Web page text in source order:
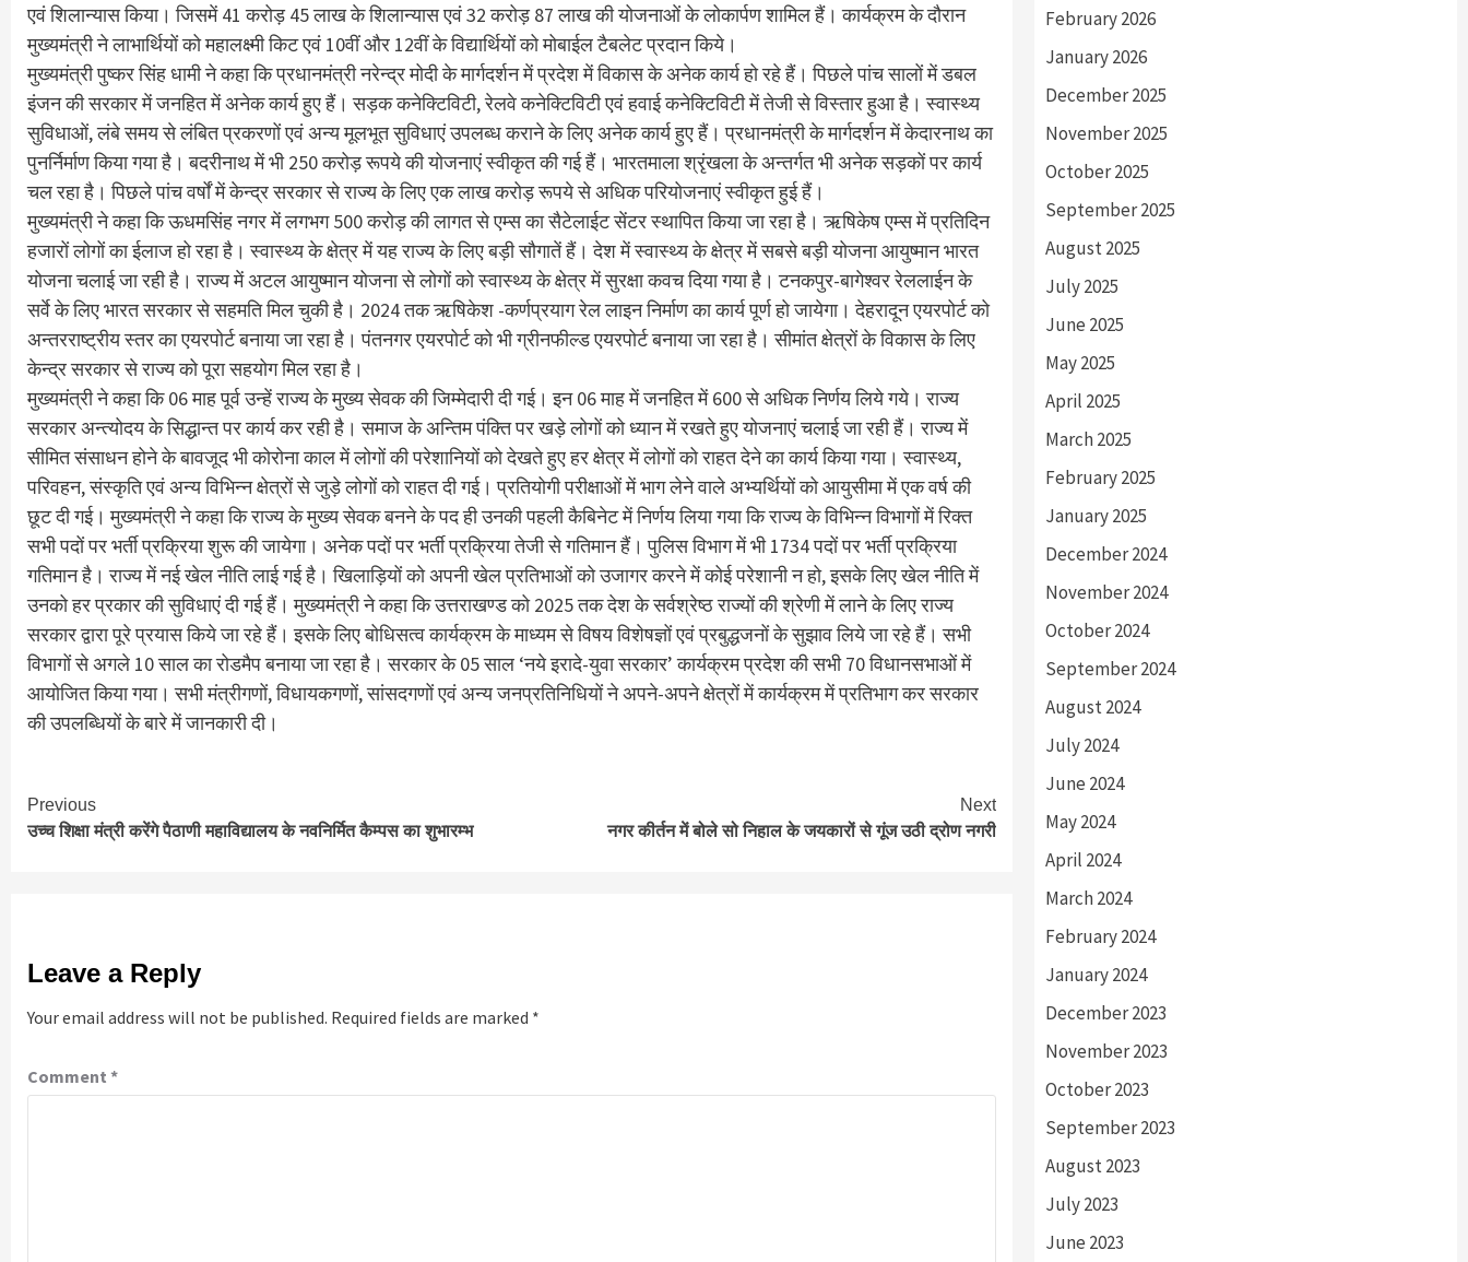
एवं शिलान्यास किया। जिसमें 41 करोड़ 45 लाख के शिलान्यास एवं 32 करोड़ 87 लाख की योजनाओं के लोकार्पण शामिल हैं। कार्यक्रम के दौरान
मुख्यमंत्री ने लाभार्थियों को महालक्ष्मी किट एवं 10वीं और 12वीं के विद्यार्थियों को मोबाईल टैबलेट प्रदान किये।
मुख्यमंत्री पुष्कर सिंह धामी ने कहा कि प्रधानमंत्री नरेन्द्र मोदी के मार्गदर्शन में प्रदेश में विकास के अनेक कार्य हो रहे हैं। पिछले पांच सालों में डबल
इंजन की सरकार में जनहित में अनेक कार्य हुए हैं। सड़क कनेक्टिविटी, रेलवे कनेक्टिविटी एवं हवाई कनेक्टिविटी में तेजी से विस्तार हुआ है। स्वास्थ्य
सुविधाओं, लंबे समय से लंबित प्रकरणों एवं अन्य मूलभूत सुविधाएं उपलब्ध कराने के लिए अनेक कार्य हुए हैं। प्रधानमंत्री के मार्गदर्शन में केदारनाथ का
पुनर्निर्माण किया गया है। बदरीनाथ में भी 250 करोड़ रूपये की योजनाएं स्वीकृत की गई हैं। भारतमाला श्रृंखला के अन्तर्गत भी अनेक सड़कों पर कार्य
चल रहा है। पिछले पांच वर्षों में केन्द्र सरकार से राज्य के लिए एक लाख करोड़ रूपये से अधिक परियोजनाएं स्वीकृत हुई हैं।
मुख्यमंत्री ने कहा कि ऊधमसिंह नगर में लगभग 500 करोड़ की लागत से एम्स का सैटेलाईट सेंटर स्थापित किया जा रहा है। ऋषिकेष एम्स में प्रतिदिन
हजारों लोगों का ईलाज हो रहा है। स्वास्थ्य के क्षेत्र में यह राज्य के लिए बड़ी सौगातें हैं। देश में स्वास्थ्य के क्षेत्र में सबसे बड़ी योजना आयुष्मान भारत
योजना चलाई जा रही है। राज्य में अटल आयुष्मान योजना से लोगों को स्वास्थ्य के क्षेत्र में सुरक्षा कवच दिया गया है। टनकपुर-बागेश्वर रेललाईन के
सर्वे के लिए भारत सरकार से सहमति मिल चुकी है। 2024 तक ऋषिकेश -कर्णप्रयाग रेल लाइन निर्माण का कार्य पूर्ण हो जायेगा। देहरादून एयरपोर्ट को
अन्तरराष्ट्रीय स्तर का एयरपोर्ट बनाया जा रहा है। पंतनगर एयरपोर्ट को भी ग्रीनफील्ड एयरपोर्ट बनाया जा रहा है। सीमांत क्षेत्रों के विकास के लिए
केन्द्र सरकार से राज्य को पूरा सहयोग मिल रहा है।
मुख्यमंत्री ने कहा कि 06 माह पूर्व उन्हें राज्य के मुख्य सेवक की जिम्मेदारी दी गई। इन 06 माह में जनहित में 600 से अधिक निर्णय लिये गये। राज्य
सरकार अन्त्योदय के सिद्धान्त पर कार्य कर रही है। समाज के अन्तिम पंक्ति पर खड़े लोगों को ध्यान में रखते हुए योजनाएं चलाई जा रही हैं। राज्य में
सीमित संसाधन होने के बावजूद भी कोरोना काल में लोगों की परेशानियों को देखते हुए हर क्षेत्र में लोगों को राहत देने का कार्य किया गया। स्वास्थ्य,
परिवहन, संस्कृति एवं अन्य विभिन्न क्षेत्रों से जुड़े लोगों को राहत दी गई। प्रतियोगी परीक्षाओं में भाग लेने वाले अभ्यर्थियों को आयुसीमा में एक वर्ष की
छूट दी गई। मुख्यमंत्री ने कहा कि राज्य के मुख्य सेवक बनने के पद ही उनकी पहली कैबिनेट में निर्णय लिया गया कि राज्य के विभिन्न विभागों में रिक्त
सभी पदों पर भर्ती प्रक्रिया शुरू की जायेगा। अनेक पदों पर भर्ती प्रक्रिया तेजी से गतिमान हैं। पुलिस विभाग में भी 1734 पदों पर भर्ती प्रक्रिया
गतिमान है। राज्य में नई खेल नीति लाई गई है। खिलाड़ियों को अपनी खेल प्रतिभाओं को उजागर करने में कोई परेशानी न हो, इसके लिए खेल नीति में
उनको हर प्रकार की सुविधाएं दी गई हैं। मुख्यमंत्री ने कहा कि उत्तराखण्ड को 2025 तक देश के सर्वश्रेष्ठ राज्यों की श्रेणी में लाने के लिए राज्य
सरकार द्वारा पूरे प्रयास किये जा रहे हैं। इसके लिए बोधिसत्व कार्यक्रम के माध्यम से विषय विशेषज्ञों एवं प्रबुद्धजनों के सुझाव लिये जा रहे हैं। सभी
विभागों से अगले 10 साल का रोडमैप बनाया जा रहा है। सरकार के 05 साल ‘नये इरादे-युवा सरकार’ कार्यक्रम प्रदेश की सभी 70 विधानसभाओं में
आयोजित किया गया। सभी मंत्रीगणों, विधायकगणों, सांसदगणों एवं अन्य जनप्रतिनिधियों ने अपने-अपने क्षेत्रों में कार्यक्रम में प्रतिभाग कर सरकार
की उपलब्धियों के बारे में जानकारी दी।
Continue
Reading
Previous
उच्च शिक्षा मंत्री करेंगे पैठाणी महाविद्यालय के नवनिर्मित कैम्पस का शुभारम्भ
Next
नगर कीर्तन में बोले सो निहाल के जयकारों से गूंज उठी द्रोण नगरी
Leave a Reply
Your email address will not be published. Required fields are marked *
Comment *
February 2026
January 2026
December 2025
November 2025
October 2025
September 2025
August 2025
July 2025
June 2025
May 2025
April 2025
March 2025
February 2025
January 2025
December 2024
November 2024
October 2024
September 2024
August 2024
July 2024
June 2024
May 2024
April 2024
March 2024
February 2024
January 2024
December 2023
November 2023
October 2023
September 2023
August 2023
July 2023
June 2023